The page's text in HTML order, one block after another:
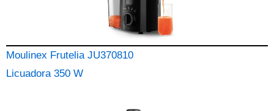
Moulinex Frutelia JU370810
Licuadora 350 W